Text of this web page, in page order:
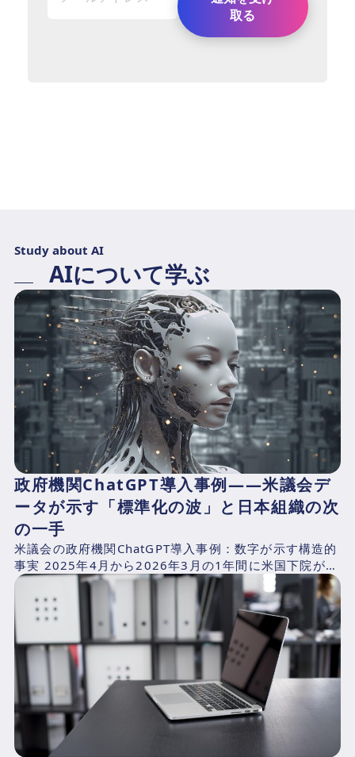
Study about AI
AIについて学ぶ
政府機関ChatGPT導入事例——米議会デ
ータが示す「標準化の波」と日本組織の次
の一手
米議会の政府機関ChatGPT導入事例：数字が示す構造的
事実 2025年4月から2026年3月の1年間に米国下院が支
出したAI関連費用を、CNBCが下院支出記録...